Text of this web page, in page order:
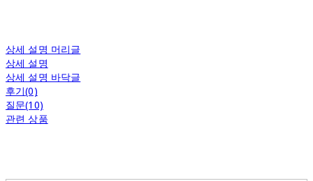
상세 설명 머리글
상세 설명
상세 설명 바닥글
후기(0)
질문(10)
관련 상품